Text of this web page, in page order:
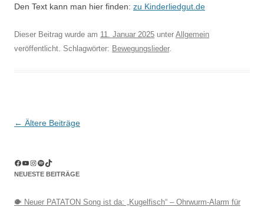
Den Text kann man hier finden: zu Kinderliedgut.de
Dieser Beitrag wurde am 11. Januar 2025 unter Allgemein
veröffentlicht. Schlagwörter: Bewegungslieder.
Beitragsnavigation
← Ältere Beiträge
Facebook
YouTube
Instagram
Spotify
TikTok
NEUESTE BEITRÄGE
🐡 Neuer PATATON Song ist da: „Kugelfisch“ – Ohrwurm-Alarm für